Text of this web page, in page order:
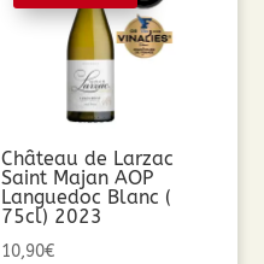
Château de Larzac
Saint Majan AOP
Languedoc Blanc (
75cl) 2023
10,90€